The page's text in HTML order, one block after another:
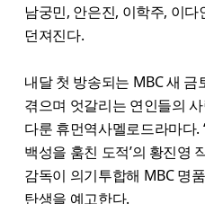
남궁민, 안은진, 이학주, 이
던져진다.
내달 첫 방송되는 MBC 새 금
겪으며 엇갈리는 연인들의
다룬 휴먼역사멜로드라마다.
백성을 훔친 도적’의 황진영
감독이 의기투합해 MBC 명
탄생을 예고한다.